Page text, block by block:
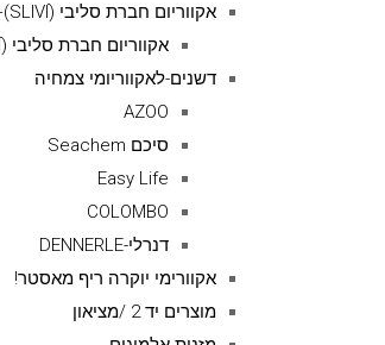
אקווריום חברת סליבי (SLIVIׂׂ)+מעמד
אקווריום חברת סליבי (SLIVIׂׂ)+מעמד
דשנים-לאקווריומי צמחיה
AZOO
סיכם Seachem
Easy Life
COLOMBO
דנרלי-DENNERLE
אקוורימי יוקרה ריף מאסטר!
מוצרים יד 2 /מציאון